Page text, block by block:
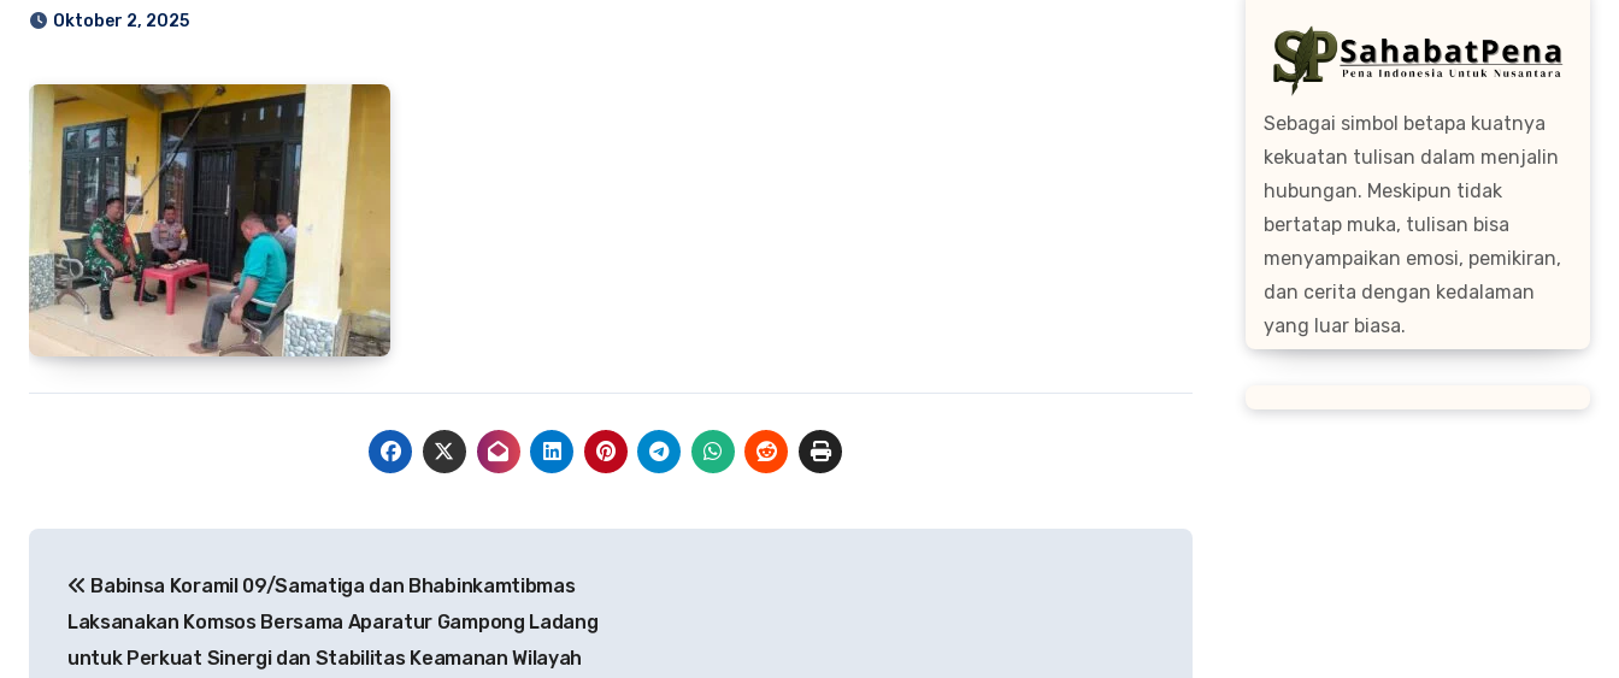
Oktober 2, 2025
pos Babinsa Koramil 09/Samatiga dan Bhabinkamtibmas
Laksanakan Komsos Bersama Aparatur Gampong Ladang
untuk Perkuat Sinergi dan Stabilitas Keamanan Wilayah
Sebagai simbol betapa kuatnya
kekuatan tulisan dalam menjalin
hubungan. Meskipun tidak
bertatap muka, tulisan bisa
menyampaikan emosi, pemikiran,
dan cerita dengan kedalaman
yang luar biasa.